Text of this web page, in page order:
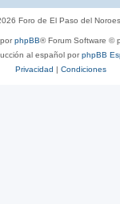
Foro de El Paso del
phpBB® Forum Software ©
al español porphpBB
Privacidad | Condiciones